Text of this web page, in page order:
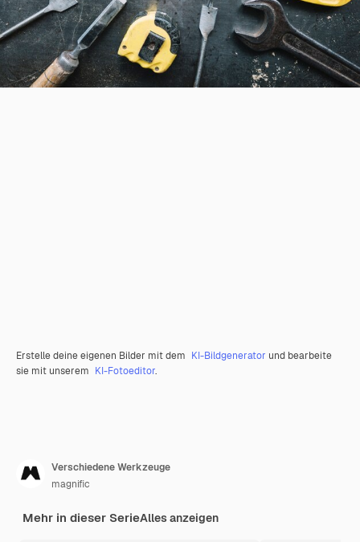
Erstelle deine eigenen Bilder mit dem KI-Bildgenerator und bearbeite
sie mit unserem KI-Fotoeditor.
Verschiedene Werkzeuge
magnific
Mehr in dieser SerieAlles anzeigen